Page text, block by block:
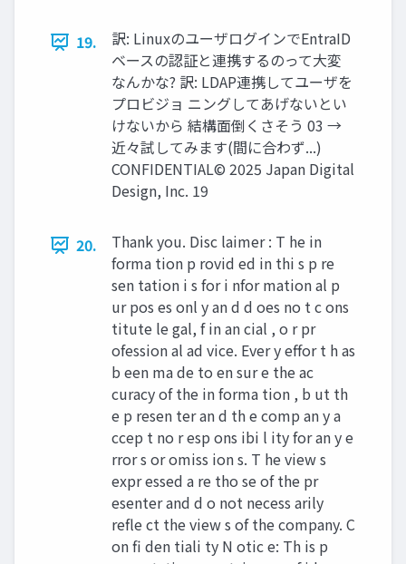
19.
訳: LinuxのユーザログインでEntraID
ベースの認証と連携するのって大変
なんかな? 訳: LDAP連携してユーザを
プロビジョ ニングしてあげないとい
けないから 結構面倒くさそう 03 →
近々試してみます(間に合わず...)
CONFIDENTIAL© 2025 Japan Digital
Design, Inc. 19
20.
Thank you. Disc laimer : T he in
forma tion p rovid ed in thi s p re
sen tation i s for i nfor mation al p
ur pos es onl y an d d oes no t c ons
titute le gal, f in an cial , o r pr
ofession al ad vice. Ever y effor t h as
b een ma de to en sur e the ac
curacy of the in forma tion , b ut th
e p resen ter an d th e comp an y a
ccep t no r esp ons ibi l ity for an y e
rror s or omiss ion s. T he view s
expr essed a re tho se of the pr
esenter and d o not necess arily
refle ct the view s of the company. C
on fi den tiali ty N otic e: Th is p